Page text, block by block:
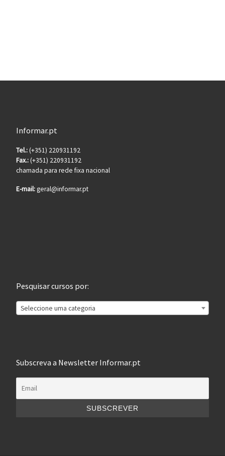
Informar.pt
Tel.:(+351) 220931192
Fax.:(+351) 220931192
chamada para rede fixa nacional
E-mail:geral@informar.pt
Pesquisar cursos por:
Seleccione uma categoria
Subscreva a Newsletter Informar.pt